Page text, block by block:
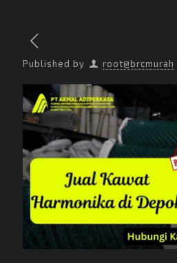
Published by root@brcmurah